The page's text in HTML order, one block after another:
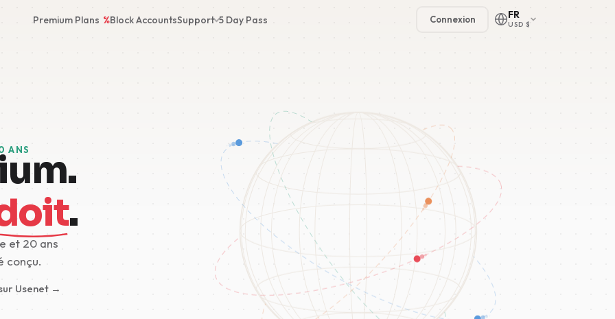
Premium Plans %Block AccountsSupport 5 Day Pass Connexion FR
USD $
🇩🇪
🇫🇷
🇪🇸
ANS
.
et 20 ans
conçu.
Usenet →